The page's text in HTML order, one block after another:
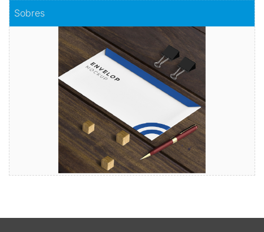
Sobres
Envuelve tu mensaje con sobres de calidad
Comprar
Comprar